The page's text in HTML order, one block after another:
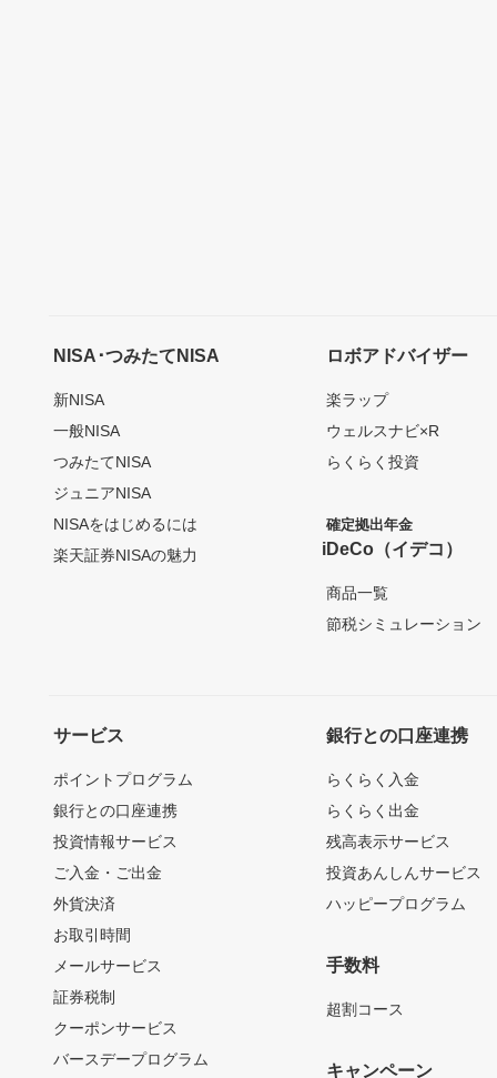
NISA･つみたてNISA
新NISA
一般NISA
つみたてNISA
ジュニアNISA
NISAをはじめるには
楽天証券NISAの魅力
ロボアドバイザー
楽ラップ
ウェルスナビ×R
らくらく投資
確定拠出年金
iDeCo（イデコ）
商品一覧
節税シミュレーション
サービス
ポイントプログラム
銀行との口座連携
投資情報サービス
ご入金・ご出金
外貨決済
お取引時間
メールサービス
証券税制
クーポンサービス
バースデープログラム
銀行との口座連携
らくらく入金
らくらく出金
残高表示サービス
投資あんしんサービス
ハッピープログラム
手数料
超割コース
キャンペーン